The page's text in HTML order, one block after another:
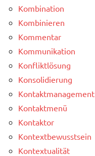
Kombination
Kombinieren
Kommentar
Kommunikation
Konfliktlösung
Konsolidierung
Kontaktmanagement
Kontaktmenü
Kontaktor
Kontextbewusstsein
Kontextualität